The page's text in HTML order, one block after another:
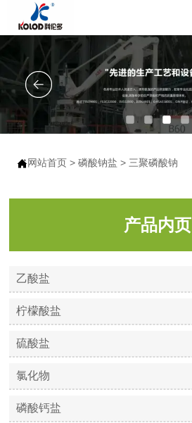
网站首页 >磷酸钠盐 >三聚磷酸钠
产品内页
乙酸盐
柠檬酸盐
硫酸盐
氯化物
磷酸钙盐